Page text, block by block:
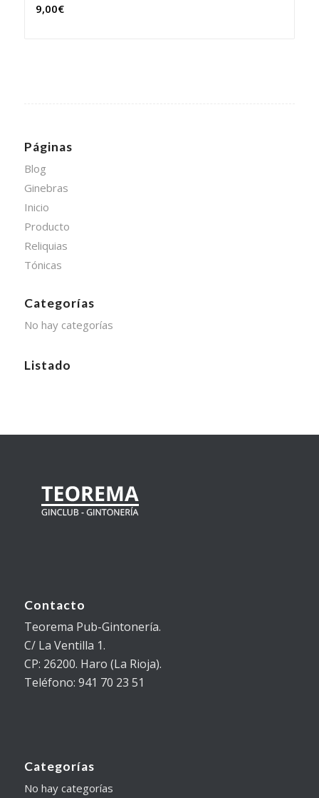
9,00€
Páginas
Blog
Ginebras
Inicio
Producto
Reliquias
Tónicas
Categorías
No hay categorías
Listado
Contacto
Teorema Pub-Gintonería.
C/ La Ventilla 1.
CP: 26200. Haro (La Rioja).
Teléfono: 941 70 23 51
Categorías
No hay categorías